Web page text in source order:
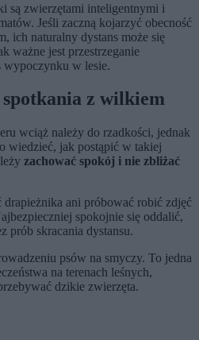
są zwierzętami inteligentnymi i
Jeśli zaczną kojarzyć obecność
ich naturalny dystans może się
ważne jest przestrzeganie
wypoczynku w lesie.
z wilkiem
wciąż należy do rzadkości, jednak
wiedzieć, jak postąpić w takiej
zachować spokój i nie zbliżać
ani próbować robić zdjęć
spokojnie się oddalić,
prób skracania dystansu.
psów na smyczy. To jedna
na terenach leśnych,
dzikie zwierzęta.